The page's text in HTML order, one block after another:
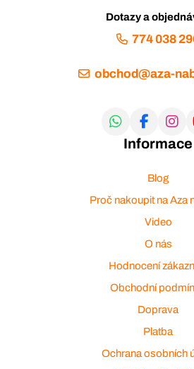
Dotazy a
774 038
obchod@aza-
Informace
Blog
Proč nakoupit na Aza
Video
O nás
Hodnocení
Obchodní
Doprava
Platba
Ochrana osobních